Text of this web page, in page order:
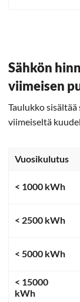
Sähkön
viimeisen
Taulukko
viimeiseltä
Vuosikulutus
< 1000 kWh
< 2500 kWh
< 5000 kWh
< 15000
kWh